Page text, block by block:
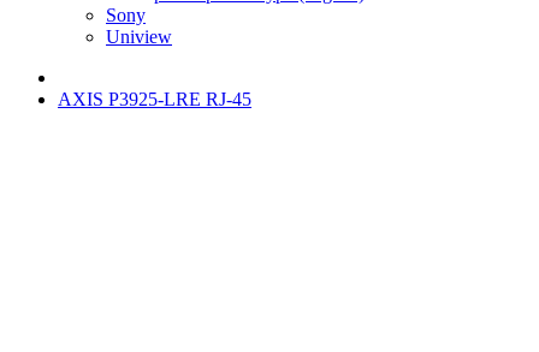
Sony
Uniview
AXIS P3925-LRE RJ-45